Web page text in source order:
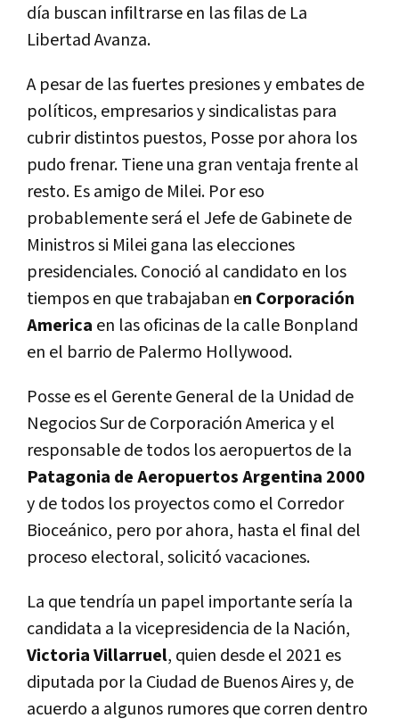
día buscan infiltrarse en las filas de La
Libertad Avanza.
A pesar de las fuertes presiones y embates de
políticos, empresarios y sindicalistas para
cubrir distintos puestos, Posse por ahora los
pudo frenar. Tiene una gran ventaja frente al
resto. Es amigo de Milei. Por eso
probablemente será el Jefe de Gabinete de
Ministros si Milei gana las elecciones
presidenciales. Conoció al candidato en los
tiempos en que trabajaban en Corporación
America en las oficinas de la calle Bonpland
en el barrio de Palermo Hollywood.
Posse es el Gerente General de la Unidad de
Negocios Sur de Corporación America y el
responsable de todos los aeropuertos de la
Patagonia de Aeropuertos Argentina 2000
y de todos los proyectos como el Corredor
Bioceánico, pero por ahora, hasta el final del
proceso electoral, solicitó vacaciones.
La que tendría un papel importante sería la
candidata a la vicepresidencia de la Nación,
Victoria Villarruel, quien desde el 2021 es
diputada por la Ciudad de Buenos Aires y, de
acuerdo a algunos rumores que corren dentro